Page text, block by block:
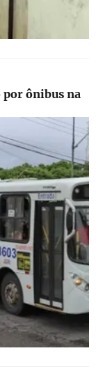
por ônibus na